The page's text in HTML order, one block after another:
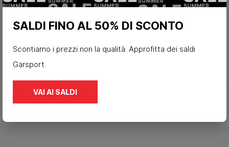
69,90 €
SALDI FINO AL 50% DI SCONTO
Scontiamo i prezzi non la qualità. Approfitta dei saldi
Garsport.
VAI AI SALDI